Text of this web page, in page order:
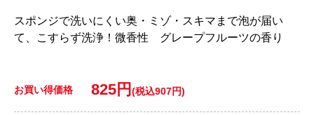
スポンジで洗いにくい奥・ミゾ・スキマまで泡が届い
て、こすらず洗浄！微香性 グレープフルーツの香り
お買い得価格 825円 (税込907円)